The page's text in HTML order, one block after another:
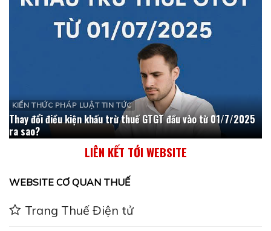
KIẾN THỨC PHÁP LUẬT TIN TỨC
Thay đổi điều kiện khấu trừ thuế GTGT đầu vào từ 01/7/2025
ra sao?
LIÊN KẾT TỚI WEBSITE
WEBSITE CƠ QUAN THUẾ
Trang Thuế Điện tử